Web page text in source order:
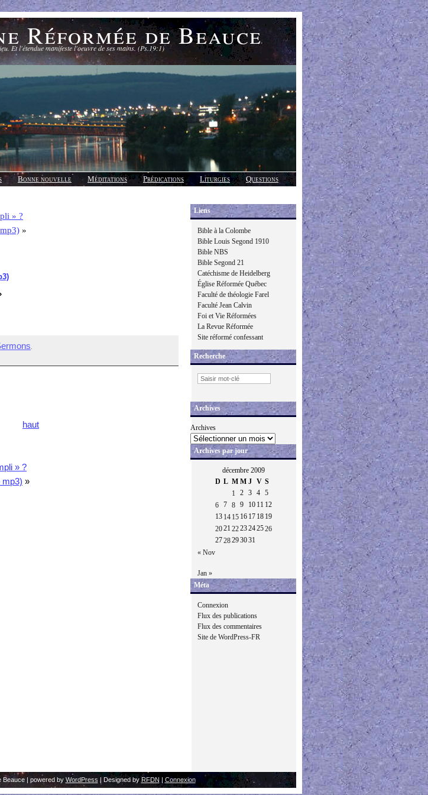
Réformée de Beauce
Et l'étendue manifeste l'oeuvre de ses mains. (Ps.19:1)
Bonne nouvelle Méditations Prédications Liturgies
Questions
» ?
»
.
haut
» ?
mp3) »
Liens
Bible à la Colombe
Bible Louis Segond 1910
Bible NBS
Bible Segond 21
Catéchisme de Heidelberg
Église Réformée Québec
Faculté de théologie Farel
Faculté Jean Calvin
Foi et Vie Réformées
La Revue Réformée
Site réformé confessant
Recherche
Archives
Archives
Archives par jour
décembre 2009
D L M M J V S
1
2 3 4
5
6
7 8 9 10 11 12
13 14 15 16 17 18 19
2021 2223242526
2728293031
« Nov
Jan »
Méta
Connexion
Flux des publications
Flux des commentaires
Site de WordPress-FR
Beauce | powered by WordPress | Designed byRFDN | Connexion